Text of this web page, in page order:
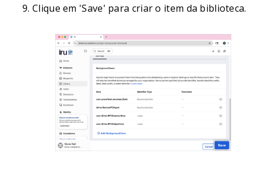
Clique em 'Save' para criar o item da biblioteca.